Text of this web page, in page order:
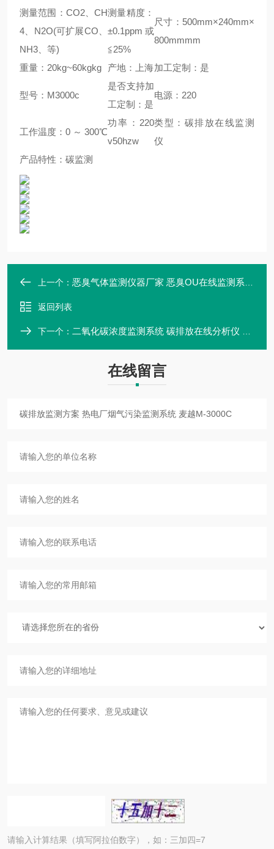
测量范围：CO2、CH
4、N2O(可扩展CO、
NH3、等)
测量精度：
±0.1ppm或
≦25%
尺寸：500mm×240mm×
800mmmm
重量：20kg~60kgkg 产地：上海加工定制：是
型号：M3000c
是否支持加
工定制：是
电源：220
工作温度：0 ～ 300℃
功率：220
v50hzw
类型：碳排放在线监测
仪
产品特性：碳监测
上一个： 恶臭气体监测仪器厂家 恶臭OU在线监测系统方案 麦越M-2060C型
返回列表
下一个： 二氧化碳浓度监测系统 碳排放在线分析仪 麦越M-3000C型
在线留言
请输入计算结果（填写阿拉伯数字），如：三加四=7